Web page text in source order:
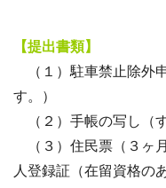
【提出書類】
（１）駐車禁止除外
す。）
（２）手帳の写し（
（３）住民票（３ヶ
人登録証（在留資格の